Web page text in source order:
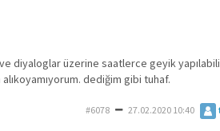
diyaloglar üzerine saatlerce geyik
dediğim gibi tuhaf.
#6078 27.02.2020 10:40